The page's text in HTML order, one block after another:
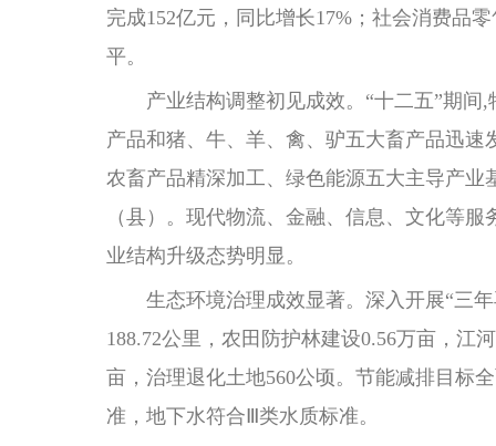
完成152亿元，同比增长17%；社会消费品
平。
产业结构调整初见成效。“十二五”期间,
产品和猪、牛、羊、禽、驴五大畜产品迅
农畜产品精深加工、绿色能源五大主导产业
（县）。现代物流、金融、信息、文化等
业结构升级态势明显。
生态环境治理成效显著。深入开展“三年
188.72公里，农田防护林建设0.56万亩，江
亩，治理退化土地560公顷。节能减排目标
准，地下水符合Ⅲ类水质标准。